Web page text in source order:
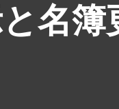
名簿